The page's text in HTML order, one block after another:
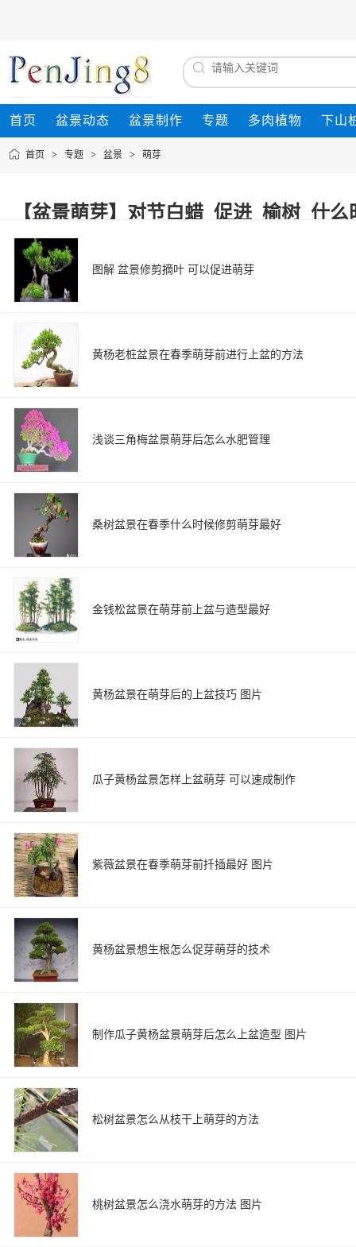
首页 盆景动态 盆景制作 专题 多肉植物 下山
首页 > 专题 > 盆景 > 萌芽
【盆景萌芽】对节白蜡_促进_榆树_什
图解 盆景修剪摘叶 可以促进萌芽
黄杨老桩盆景在春季萌芽前进行上盆的方法
浅谈三角梅盆景萌芽后怎么水肥管理
桑树盆景在春季什么时候修剪萌芽最好
金钱松盆景在萌芽前上盆与造型最好
黄杨盆景在萌芽后的上盆技巧 图片
瓜子黄杨盆景怎样上盆萌芽 可以速成制作
紫薇盆景在春季萌芽前扦插最好 图片
黄杨盆景想生根怎么促芽萌芽的技术
制作瓜子黄杨盆景萌芽后怎么上盆造型 图片
松树盆景怎么从枝干上萌芽的方法
桃树盆景怎么浇水萌芽的方法 图片